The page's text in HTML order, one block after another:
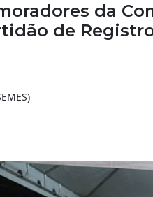
da
de